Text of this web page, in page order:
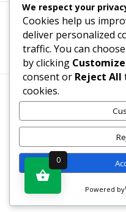
Termeni, Condiții &
www.recenzii-carti.ro
Site
We respect your
Cookies help us
deliver personalized
traffic. You can
by clicking Customize
consent or Reject All
cookies.
Powered by
0